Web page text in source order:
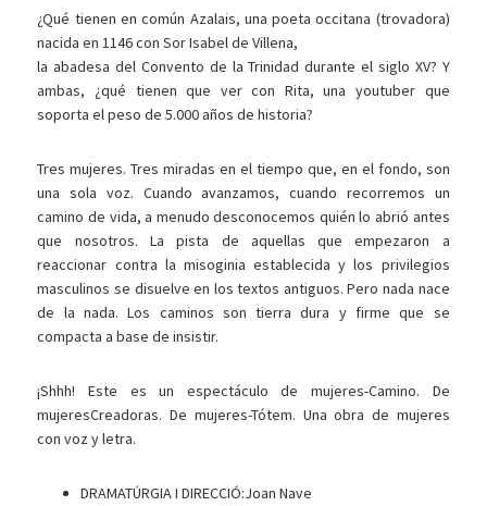
¿Qué tienen en común Azalais, una poeta occitana (trovadora)
nacida en 1146 con Sor Isabel de Villena,
la abadesa del Convento de la Trinidad durante el siglo XV? Y
ambas, ¿qué tienen que ver con Rita, una youtuber que
soporta el peso de 5.000 años de historia?
Tres mujeres. Tres miradas en el tiempo que, en el fondo, son
una sola voz. Cuando avanzamos, cuando recorremos un
camino de vida, a menudo desconocemos quién lo abrió antes
que nosotros. La pista de aquellas que empezaron a
reaccionar contra la misoginia establecida y los privilegios
masculinos se disuelve en los textos antiguos. Pero nada nace
de la nada. Los caminos sontierra dura y firme que se
compacta a base de insistir.
¡Shhh! Este es un espectáculo de mujeres-Camino. De
mujeresCreadoras. De mujeres-Tótem. Una obra de mujeres
con voz y letra.
DRAMATÚRGIA I DIRECCIÓ:Joan Nave